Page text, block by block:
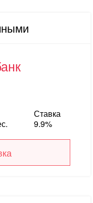
Ставка
9.9%